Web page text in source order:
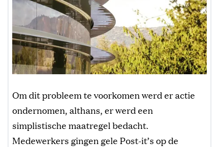
Om dit probleem te voorkomen werd er actie
ondernomen, althans, er werd een
simplistische maatregel bedacht.
Medewerkers gingen gele Post-it’s op de